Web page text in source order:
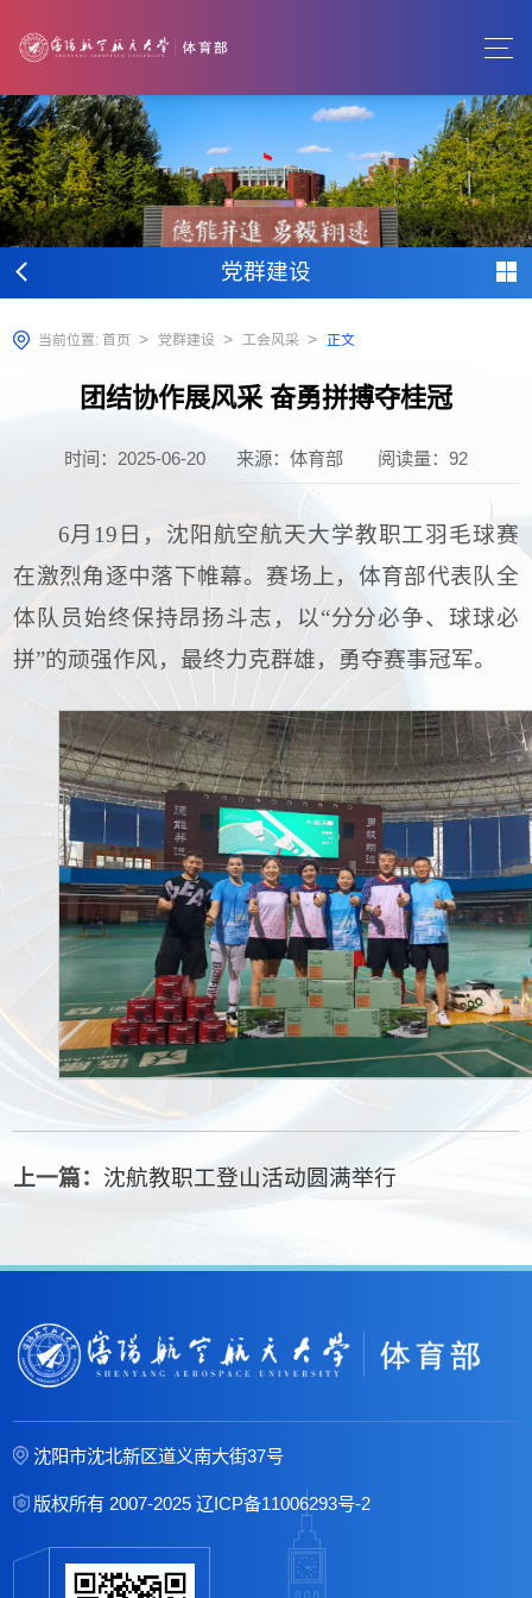
党群建设
当前位置: 首页 > 党群建设 > 工会风采 > 正文
团结协作展风采 奋勇拼搏夺桂冠
时间：2025-06-20 来源：体育部 阅读量： 92
6月19日，沈阳航空航天大学教职工羽毛球赛
在激烈角逐中落下帷幕。赛场上，体育部代表队全
体队员始终保持昂扬斗志，以“分分必争、球球必
拼”的顽强作风，最终力克群雄，勇夺赛事冠军。
上一篇： 沈航教职工登山活动圆满举行
沈阳市沈北新区道义南大街37号
版权所有 2007-2025辽ICP备11006293号-2